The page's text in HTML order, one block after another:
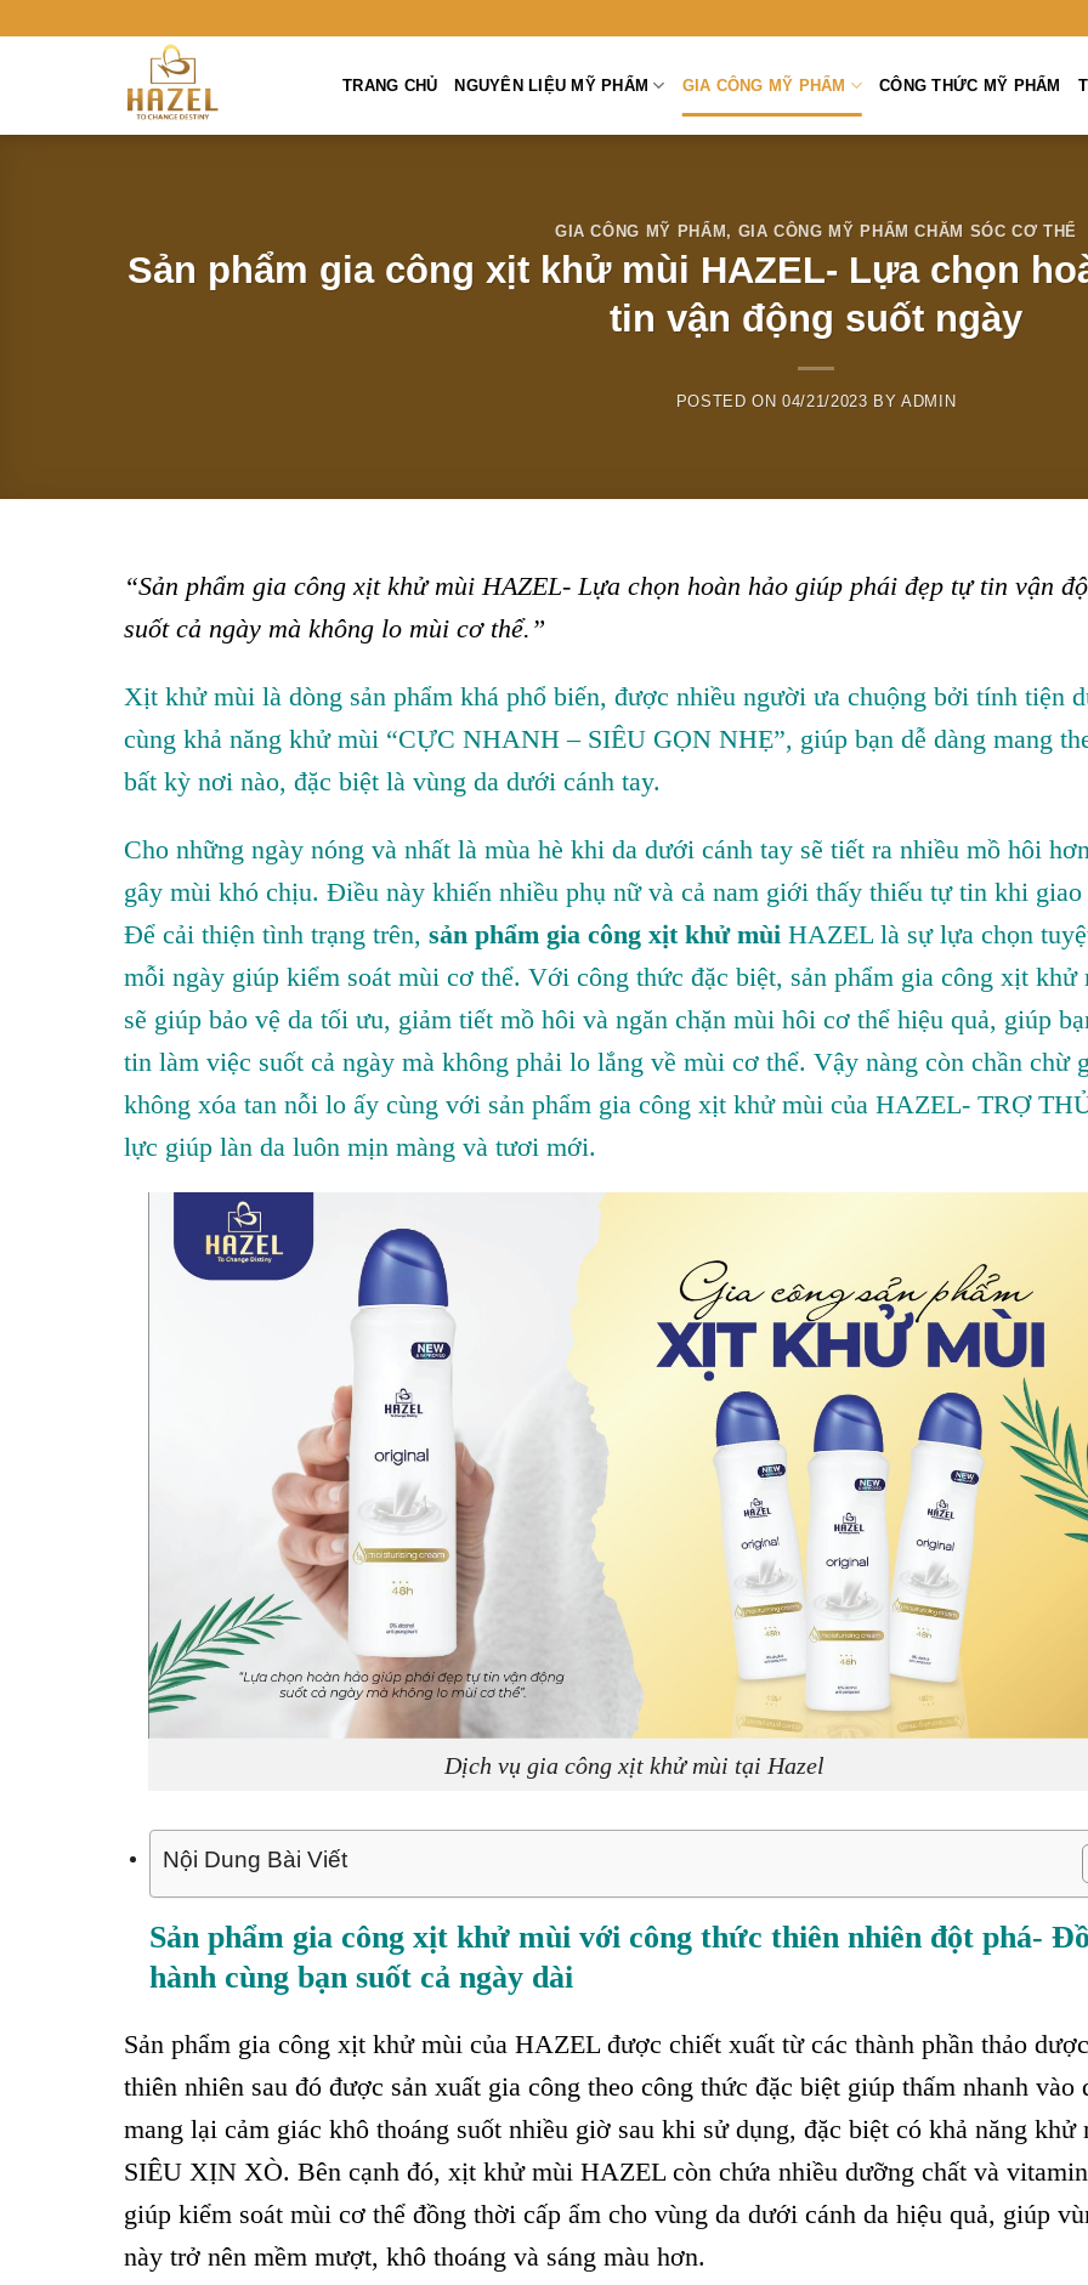
TRANG CHỦ NGUYÊN LIỆU MỸ PHẨM GIA CÔNG MỸ PHẨM CÔNG THỨC MỸ PHẨM
GIA CÔNG MỸ PHẨM , GIA CÔNG MỸ PHẨM CHĂM SÓC CƠ THỂ
Sản phẩm gia công xịt khử mùi HAZEL- Lựa chọn
tin vận động suốt ngày
POSTED ON04/21/2023 BYADMIN
“Sản phẩm gia công xịt khử mùi HAZEL- Lựa chọn hoàn hảo giúp phái đẹp tự tin vận
suốt cả ngày mà không lo mùi cơ thể.”
Xịt khử mùi là dòng sản phẩm khá phổ biến, được nhiều người ưa chuộng bởi tính tiện
cùng khả năng khử mùi “CỰC NHANH – SIÊU GỌN NHẸ”, giúp bạn dễ dàng mang
bất kỳ nơi nào, đặc biệt là vùng da dưới cánh tay.
Cho những ngày nóng và nhất là mùa hè khi da dưới cánh tay sẽ tiết ra nhiều mồ hôi
gây mùi khó chịu. Điều này khiến nhiều phụ nữ và cả nam giới thấy thiếu tự tin khi giao
Để cải thiện tình trạng trên, sản phẩm gia công xịt khử mùi HAZEL là sự lựa chọn
mỗi ngày giúp kiểm soát mùi cơ thể. Với công thức đặc biệt, sản phẩm gia công xịt khử
sẽ giúp bảo vệ da tối ưu, giảm tiết mồ hôi và ngăn chặn mùi hôi cơ thể hiệu quả, giúp
tin làm việc suốt cả ngày mà không phải lo lắng về mùi cơ thể. Vậy nàng còn chần chừ
không xóa tan nỗi lo ấy cùng với sản phẩm gia công xịt khử mùi của HAZEL- TRỢ
lực giúp làn da luôn mịn màng và tươi mới.
Dịch vụ gia công xịt khử mùi tại Hazel
Nội Dung Bài Viết
Sản phẩm gia công xịt khử mùi với công thức thiên nhiên đột phá-
hành cùng bạn suốt cả ngày dài
Sản phẩm gia công xịt khử mùi của HAZEL được chiết xuất từ các thành phần thảo dược
thiên nhiên sau đó được sản xuất gia công theo công thức đặc biệt giúp thấm nhanh vào
mang lại cảm giác khô thoáng suốt nhiều giờ sau khi sử dụng, đặc biệt có khả năng khử
SIÊU XỊN XÒ. Bên cạnh đó, xịt khử mùi HAZEL còn chứa nhiều dưỡng chất và
giúp kiểm soát mùi cơ thể đồng thời cấp ẩm cho vùng da dưới cánh da hiệu quả, giúp
này trở nên mềm mượt, khô thoáng và sáng màu hơn.